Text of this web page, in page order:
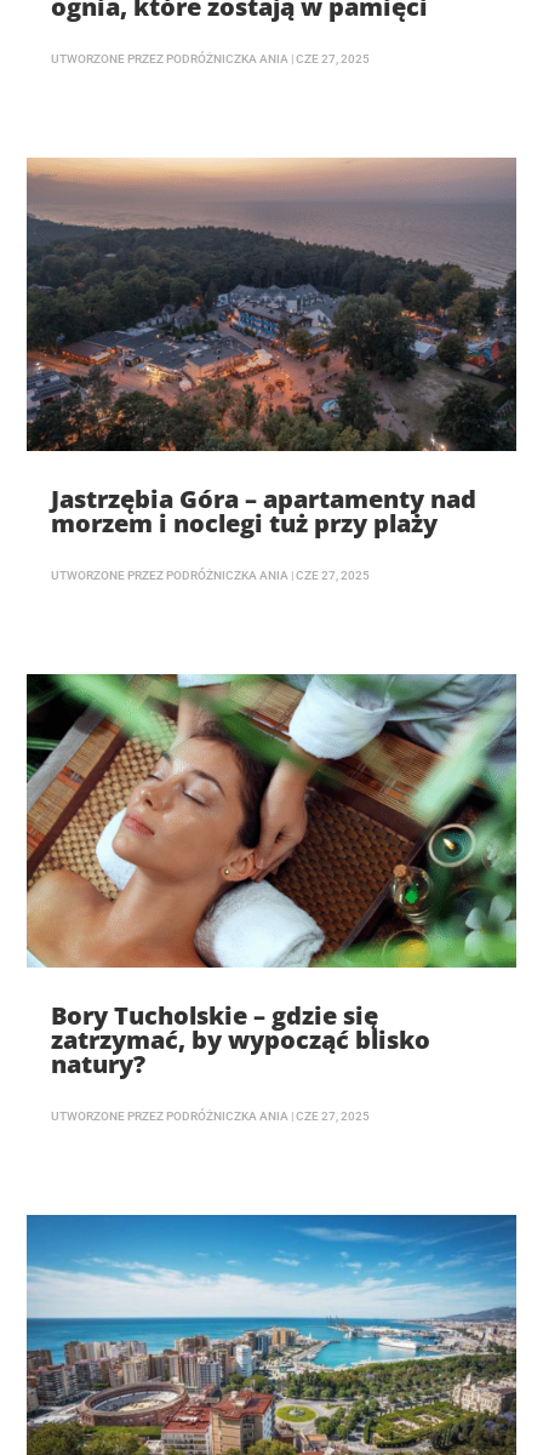
UTWORZONE PRZEZ PODRÓŻNICZKA ANIA |CZE 27, 2025
Jastrzębia Góra – apartamenty nad
morzem i noclegi tuż przy plaży
UTWORZONE PRZEZ PODRÓŻNICZKA ANIA |CZE 27, 2025
Bory Tucholskie – gdzie się
zatrzymać, by wypocząć blisko
natury?
UTWORZONE PRZEZ PODRÓŻNICZKA ANIA |CZE 27, 2025